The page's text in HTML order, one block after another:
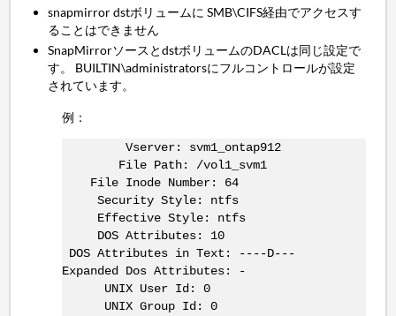
snapmirror dstボリュームにSMB\CIFS経由でアクセスす
ることはできません
SnapMirrorソースとdstボリュームのDACLは同じ設定で
す。 BUILTIN\administratorsにフルコントロールが設定
されています。
例：
Vserver: svm1_ontap912
File Path: /vol1_svm1
File Inode Number: 64
Security Style: ntfs
Effective Style: ntfs
DOS Attributes: 10
DOS Attributes in Text: ----D---
Expanded Dos Attributes: -
UNIX User Id: 0
UNIX Group Id: 0